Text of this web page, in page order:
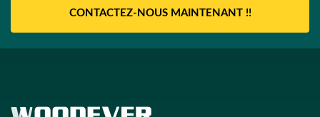
CONTACTEZ-NOUS MAINTENANT !!